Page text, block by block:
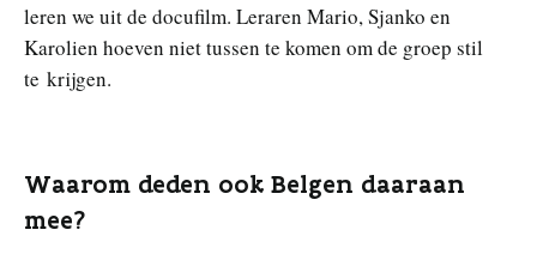
leren we uit de docufilm. Leraren Mario, Sjanko en
Karolien hoeven niet tussen te komen om de groep stil
te krijgen.
Waarom deden ook Belgen daaraan
mee?